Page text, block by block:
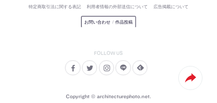
特定商取引法に関する表記 利用者情報の外部送信について 広告掲載について
お問い合わせ / 作品投稿
Copyright © architecturephoto.net.